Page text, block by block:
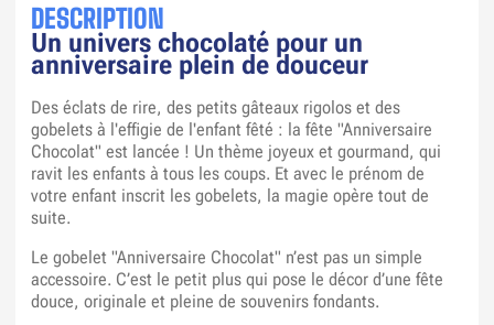
DESCRIPTION
Un univers chocolaté pour un
anniversaire plein de douceur
Des éclats de rire, des petits gâteaux rigolos et des
gobelets à l'effigie de l'enfant fêté : la fête "Anniversaire
Chocolat" est lancée ! Un thème joyeux et gourmand, qui
ravit les enfants à tous les coups. Et avec le prénom de
votre enfant inscrit les gobelets, la magie opère tout de
suite.
Le gobelet "Anniversaire Chocolat" n’est pas un simple
accessoire. C’est le petit plus qui pose le décor d’une fête
douce, originale et pleine de souvenirs fondants.